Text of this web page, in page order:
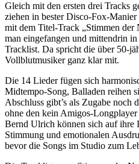
Gleich mit den ersten drei Tracks
ziehen in bester Disco-Fox-
mit dem Titel-Track „Stimmen der
man eingefangen und mittendrin
Tracklist. Da spricht die über 50-
Vollblutmusiker ganz klar mit.
Die 14 Lieder fügen sich
Midtempo-Song, Balladen reihen
Abschluss gibt’s als Zugabe noch
ohne den kein Amigos-
Bernd Ulrich können sich auf ihre
Stimmung und emotionalen
bevor die Songs im Studio zum